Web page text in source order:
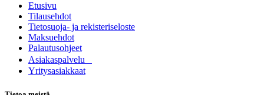
Etusivu
Tilausehdot
Tietosuoja- ja rekisteriseloste
Maksuehdot
Palautusohjeet
Asia​k​aspalvelu
​Yritysasiakkaat